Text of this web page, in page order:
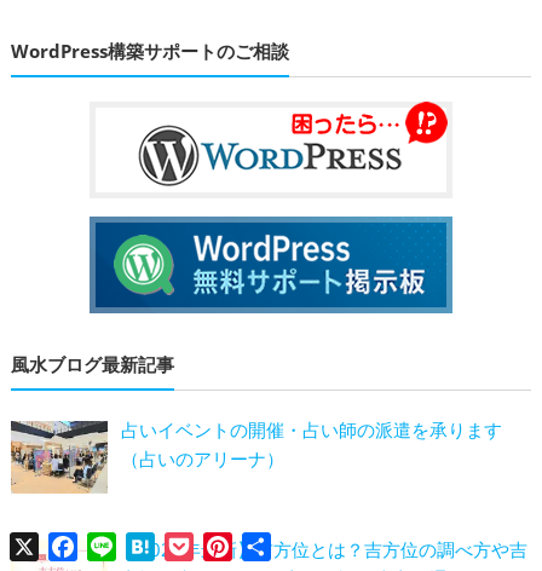
WordPress構築サポートのご相談
風水ブログ最新記事
占いイベントの開催・占い師の派遣を承ります
（占いのアリーナ）
【2026年最新】吉方位とは？吉方位の調べ方や吉
X Facebook
Line HatenaPocketPinterest
共
有